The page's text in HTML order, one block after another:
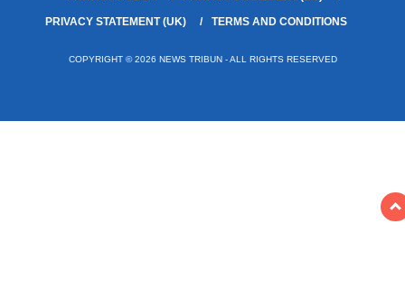
PRIVACY STATEMENT (UK)
TERMS AND CONDITIONS
COPYRIGHT © 2026 NEWS TRIBUN - ALL RIGHTS RESERVED